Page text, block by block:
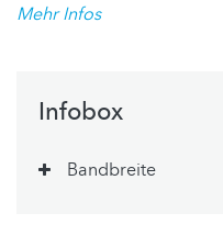
Mehr Infos
Infobox
Bandbreite